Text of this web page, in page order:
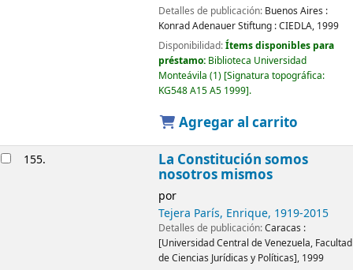
Detalles de publicación: Buenos Aires :
Konrad Adenauer Stiftung : CIEDLA, 1999
Disponibilidad:Ítems disponibles para
préstamo: Biblioteca Universidad
Monteávila (1) Signatura topográfica:
KG548 A15 A5 1999 .
Agregar al carrito
155. La Constitución somos
nosotros mismos
por
Tejera París, Enrique, 1919-2015
Detalles de publicación:Caracas :
[Universidad Central de Venezuela, Facultad
de Ciencias Jurídicas y Políticas], 1999